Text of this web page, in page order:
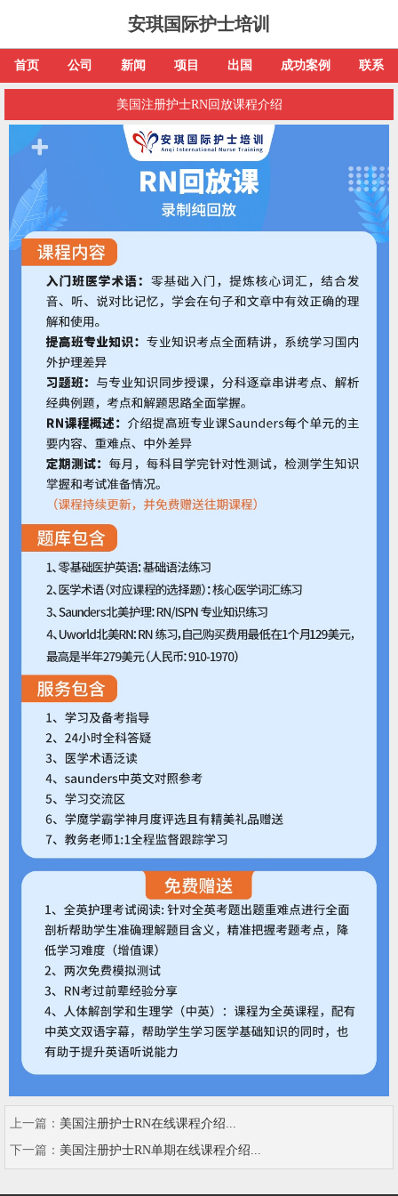
安琪国际护士培训
首页 公司 新闻 项目 出国 成功案例 联系
美国注册护士RN回放课程介绍
上一篇： 美国注册护士RN在线课程介绍...
下一篇： 美国注册护士RN单期在线课程介绍...